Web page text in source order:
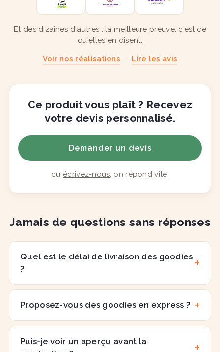
Et des dizaines d'autres : la meilleure preuve, c'est ce
qu'elles en disent.
Voir nos réalisations · Lire les avis
Ce produit vous plaît ? Recevez
votre devis personnalisé.
Demander un devis
ou écrivez-nous , on répond vite.
Jamais de questions sans réponses
Quel est le délai de livraison des goodies
?
Proposez-vous des goodies en express ?
Puis-je voir un aperçu avant la